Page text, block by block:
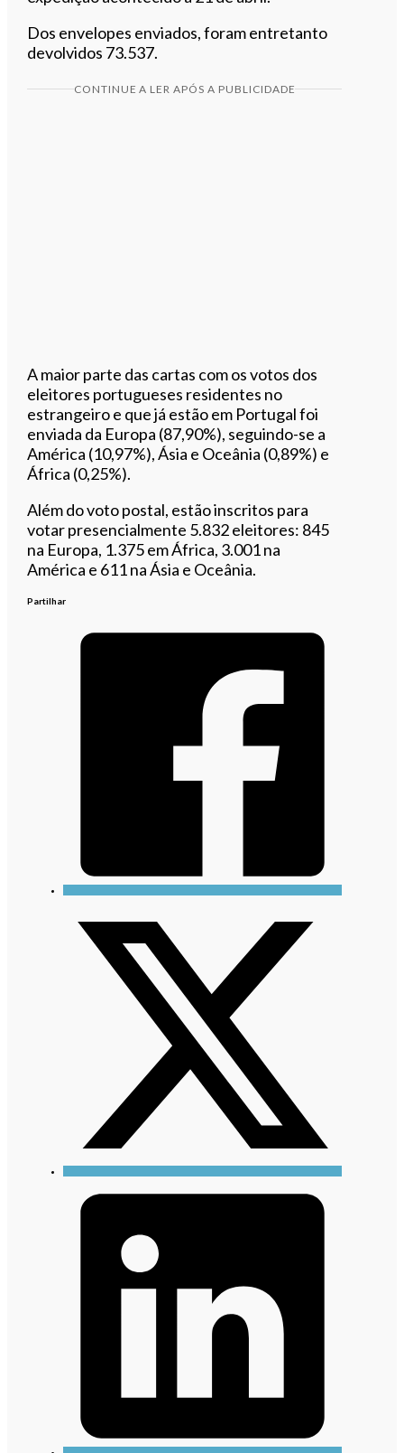
Dos envelopes enviados, foram entretanto
devolvidos 73.537.
CONTINUE A LER APÓS A PUBLICIDADE
A maior parte das cartas com os votos dos
eleitores portugueses residentes no
estrangeiro e que já estão em Portugal foi
enviada da Europa (87,90%), seguindo-se a
América (10,97%), Ásia e Oceânia (0,89%) e
África (0,25%).
Além do voto postal, estão inscritos para
votar presencialmente 5.832 eleitores: 845
na Europa, 1.375 em África, 3.001 na
América e 611 na Ásia e Oceânia.
Partilhar